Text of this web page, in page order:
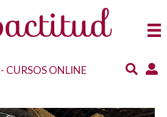
- CURSOS ONLINE